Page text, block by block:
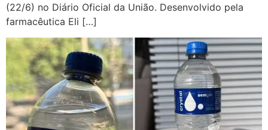
(22/6) no Diário Oficial da União. Desenvolvido pela
farmacêutica Eli […]